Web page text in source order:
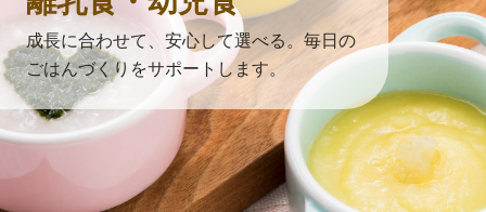
成長に合わせて、安心して選べる。毎日の
ごはんづくりをサポートします。